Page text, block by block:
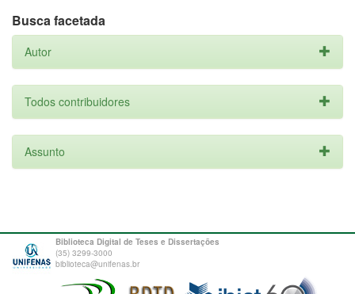
Busca facetada
Autor
Todos contribuidores
Assunto
Biblioteca Digital de Teses e Dissertações
(35) 3299-3000
biblioteca@unifenas.br